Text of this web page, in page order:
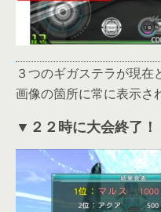
３つのギガステラが現
画像の箇所に常に表示さ
▼２２時に大会終了！